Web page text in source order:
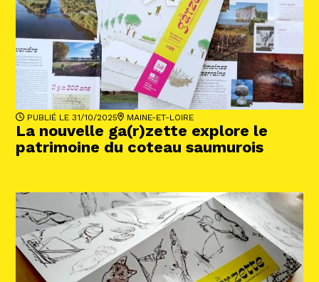
PUBLIÉ LE 31/10/2025 MAINE-ET-LOIRE
La nouvelle ga(r)zette explore le
patrimoine du coteau saumurois